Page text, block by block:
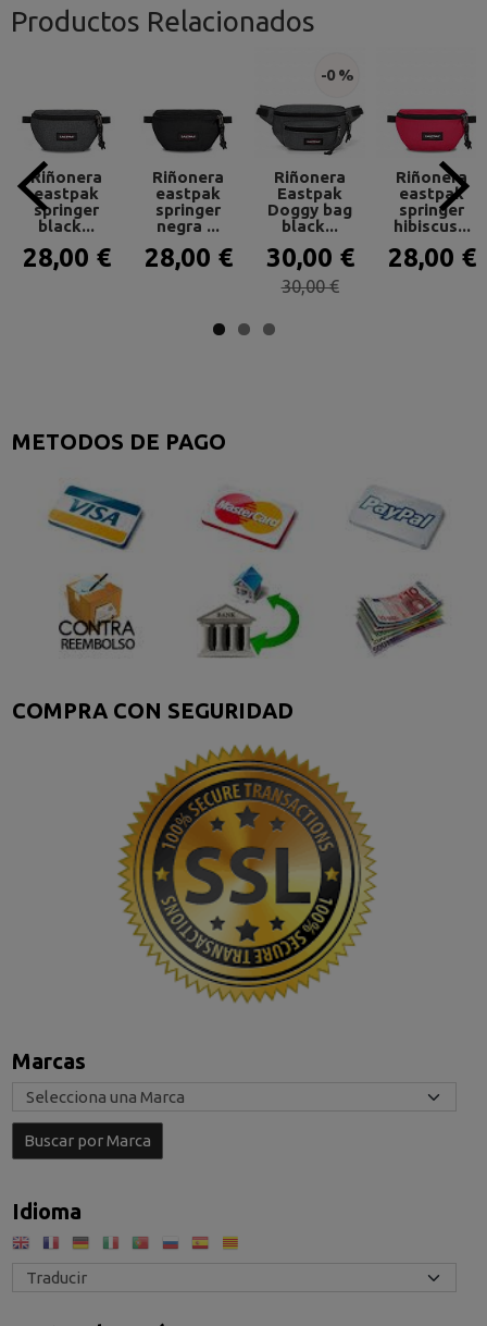
METODOS DE PAGO
COMPRA CON SEGURIDAD
Marcas
Idioma
Productos Relacionados
Riñonera
eastpak
springer
black...
28,00 €
Riñonera
eastpak
springer
negra ...
28,00 €
-0 %
Riñonera
Eastpak
Doggy bag
black...
30,00 €
30,00 €
Riñonera
eastpak
springer
hibiscus...
28,00 €